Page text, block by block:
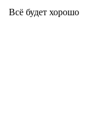
Всё будет хорошо